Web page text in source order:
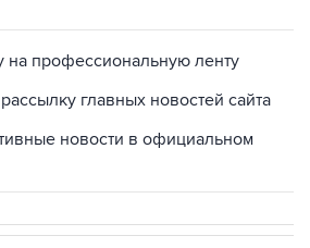
на профессиональную ленту
главных новостей сайта
новости в официальном